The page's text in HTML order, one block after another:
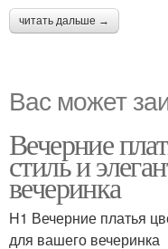
читать дальше →
Вас может
Вечерние
стиль и
вечеринка
H1 Вечерние платья
для вашего вечеринка